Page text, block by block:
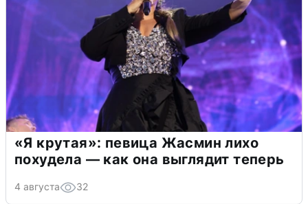
«Я крутая»: певица Жасмин лихо
похудела — как она выглядит теперь
4 августа 32